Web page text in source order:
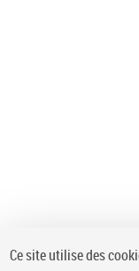
Ce site utilise des